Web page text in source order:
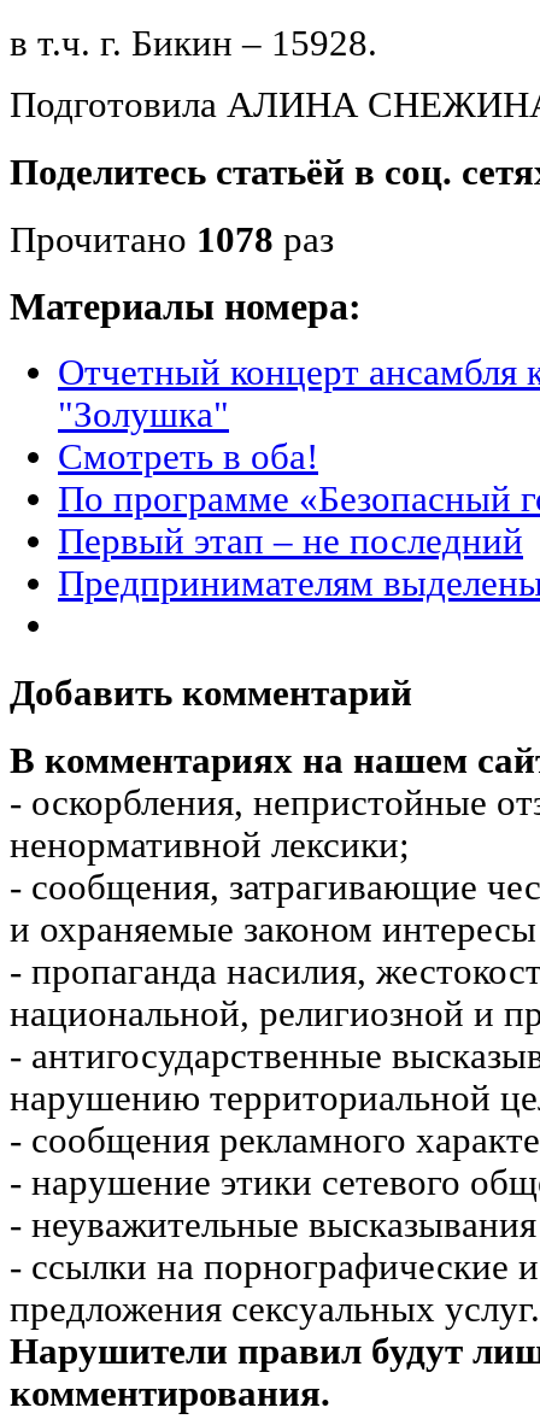
в т.ч. г. Бикин – 15928.
Подготовила АЛИНА
Поделитесь статьёй в соц.
Прочитано 1078 раз
Материалы номера:
Отчетный концерт ансамбля
"Золушка"
Смотреть в оба!
По программе «Безопасный
Первый этап – не последний
Предпринимателям
Добавить комментарий
В комментариях на нашем
- оскорбления, непристойные
ненормативной лексики;
- сообщения, затрагивающие
и охраняемые законом
- пропаганда насилия,
национальной, религиозной и
- антигосударственные
нарушению территориальной
- сообщения рекламного
- нарушение этики сетевого
- неуважительные
- ссылки на порнографические
предложения сексуальных услуг.
Нарушители правил будут
комментирования.